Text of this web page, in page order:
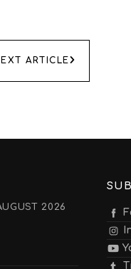
ARTICLE
2026